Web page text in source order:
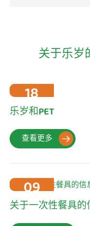
关于乐岁
18
2022-10
乐岁和PET
查看更多 
09
2022-10
关于一次性餐具的